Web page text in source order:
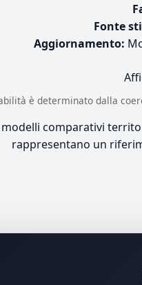
Fonte
Aggiornamento:
è determinato dalla
comparativi
rappresentano un